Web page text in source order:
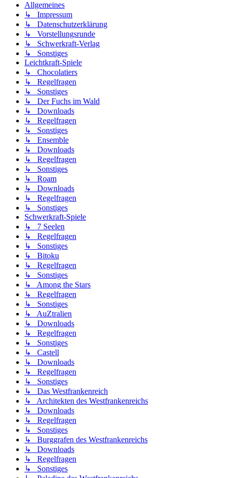
Allgemeines
↳ Impressum
↳ Datenschutzerklärung
↳ Vorstellungsrunde
↳ Schwerkraft-Verlag
↳ Sonstiges
Leichtkraft-Spiele
↳ Chocolatiers
↳ Regelfragen
↳ Sonstiges
↳ Der Fuchs im Wald
↳ Downloads
↳ Regelfragen
↳ Sonstiges
↳ Ensemble
↳ Downloads
↳ Regelfragen
↳ Sonstiges
↳ Roam
↳ Downloads
↳ Regelfragen
↳ Sonstiges
Schwerkraft-Spiele
↳ 7 Seelen
↳ Regelfragen
↳ Sonstiges
↳ Bitoku
↳ Regelfragen
↳ Sonstiges
↳ Among the Stars
↳ Regelfragen
↳ Sonstiges
↳ AuZtralien
↳ Downloads
↳ Regelfragen
↳ Sonstiges
↳ Castell
↳ Downloads
↳ Regelfragen
↳ Sonstiges
↳ Das Westfrankenreich
↳ Architekten des Westfrankenreichs
↳ Downloads
↳ Regelfragen
↳ Sonstiges
↳ Burggrafen des Westfrankenreichs
↳ Downloads
↳ Regelfragen
↳ Sonstiges